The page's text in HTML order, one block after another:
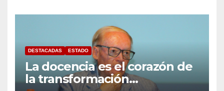
cisterna
DESTACADAS ESTADO
La docencia es el corazón de
la transformación